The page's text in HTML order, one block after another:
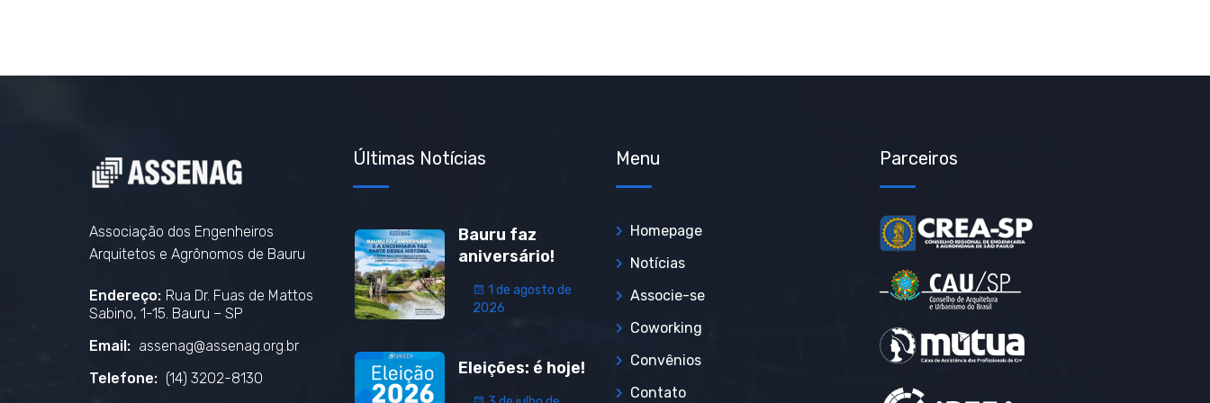
Associação dos Engenheiros
Arquitetos e Agrônomos de Bauru
Endereço: Rua Dr. Fuas de Mattos
Sabino, 1-15. Bauru – SP
Email: assenag@assenag.org.br
Telefone: (14) 3202-8130
Últimas Notícias
Bauru faz
aniversário!
1 de agosto de
2026
Eleições: é hoje!
Menu
Homepage
Notícias
Associe-se
Coworking
Convênios
Contato
Parceiros